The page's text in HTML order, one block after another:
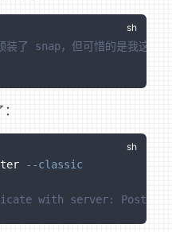
了 snap，但可惜的是我这边
--classic
with server: